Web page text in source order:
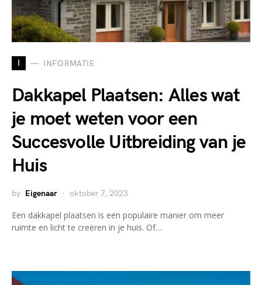
I INFORMATIE
Dakkapel Plaatsen: Alles wat
je moet weten voor een
Succesvolle Uitbreiding van je
Huis
by Eigenaar oktober 7, 2023
Een dakkapel plaatsen is een populaire manier om meer
ruimte en licht te creëren in je huis. Of…